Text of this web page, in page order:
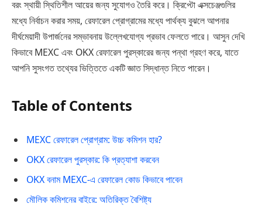
বরং স্থায়ী স্থিতিশীল আয়ের জন্য সুযোগও তৈরি করে। ক্রিপ্টো এক্সচেঞ্জগুলির
মধ্যে নির্বাচন করার সময়, রেফারেল প্রোগ্রামের মধ্যে পার্থক্য বুঝলে আপনার
দীর্ঘমেয়াদী উপার্জনের সম্ভাবনায় উল্লেখযোগ্য প্রভাব ফেলতে পারে। আসুন দেখি
কিভাবে MEXC এবং OKX রেফারেল পুরস্কারের জন্য পন্থা গ্রহণ করে, যাতে
আপনি সুসংগত তথ্যের ভিত্তিতে একটি জ্ঞাত সিদ্ধান্ত নিতে পারেন।
Table of Contents
MEXC রেফারেল প্রোগ্রাম: উচ্চ কমিশন হার?
OKX রেফারেল পুরস্কার: কি প্রত্যাশা করবেন
OKX বনাম MEXC-এ রেফারেল কোড কিভাবে পাবেন
মৌলিক কমিশনের বাইরে: অতিরিক্ত বৈশিষ্ট্য